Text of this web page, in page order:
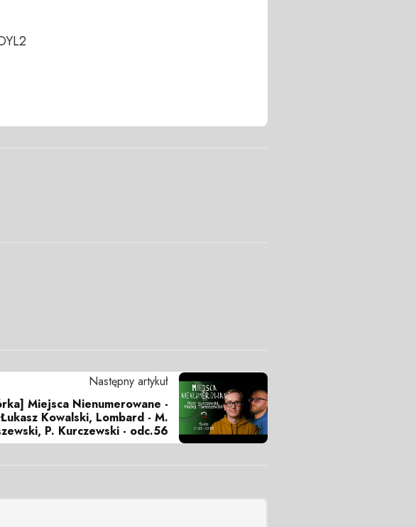
Następny artykuł
Miejsca Nienumerowane -
Łukasz Kowalski, Lombard - M.
P. Kurczewski - odc.56